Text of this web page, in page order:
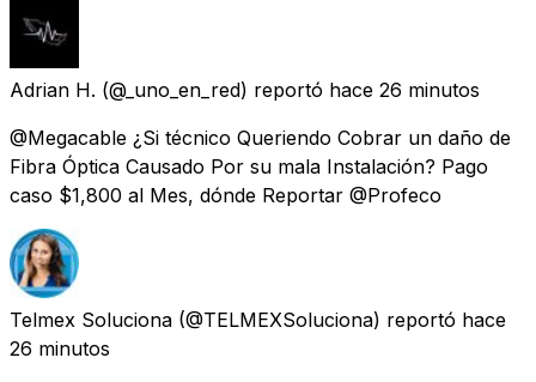
Adrian H. (@_uno_en_red) reportó hace 26 minutos
@Megacable ¿Si técnico Queriendo Cobrar un daño de
Fibra Óptica Causado Por su mala Instalación? Pago
caso $1,800 al Mes, dónde Reportar @Profeco
Telmex Soluciona (@TELMEXSoluciona) reportó hace
26 minutos